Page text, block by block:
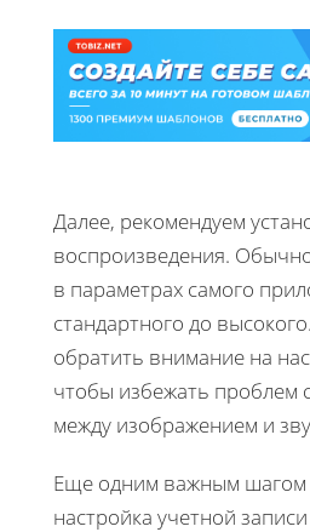
Далее, рекомендуем
воспроизведения.
в параметрах самого
стандартного до
обратить внимание на
чтобы избежать проблем
между изображением и
Еще одним важным шагом
настройка учетной